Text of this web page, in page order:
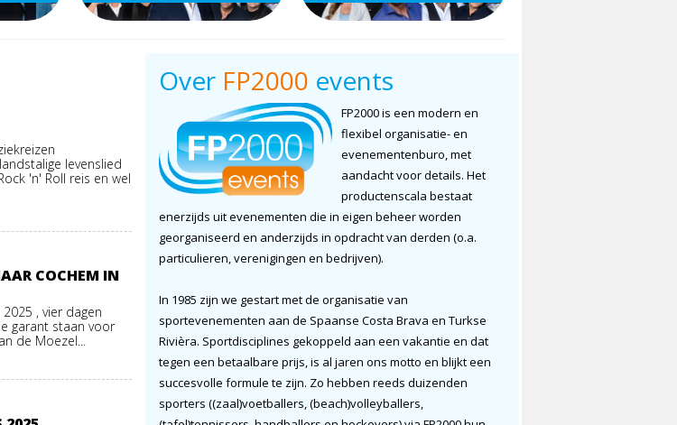
levenslied
'n' Roll reis en wel
COCHEM IN
, vier dagen
garant staan voor
de Moezel...
Over FP2000 events
FP2000 is een modern en
flexibel organisatie- en
evenementenburo, met
aandacht voor details. Het
productenscala bestaat
enerzijds uit evenementen die in eigen beheer worden
georganiseerd en anderzijds in opdracht van derden (o.a.
particulieren, verenigingen en bedrijven).
In 1985 zijn we gestart met de organisatie van
sportevenementen aan de Spaanse Costa Brava en Turkse
Rivièra. Sportdisciplines gekoppeld aan een vakantie en dat
tegen een betaalbare prijs, is al jaren ons motto en blijkt een
succesvolle formule te zijn. Zo hebben reeds duizenden
sporters ((zaal)voetballers, (beach)volleyballers,